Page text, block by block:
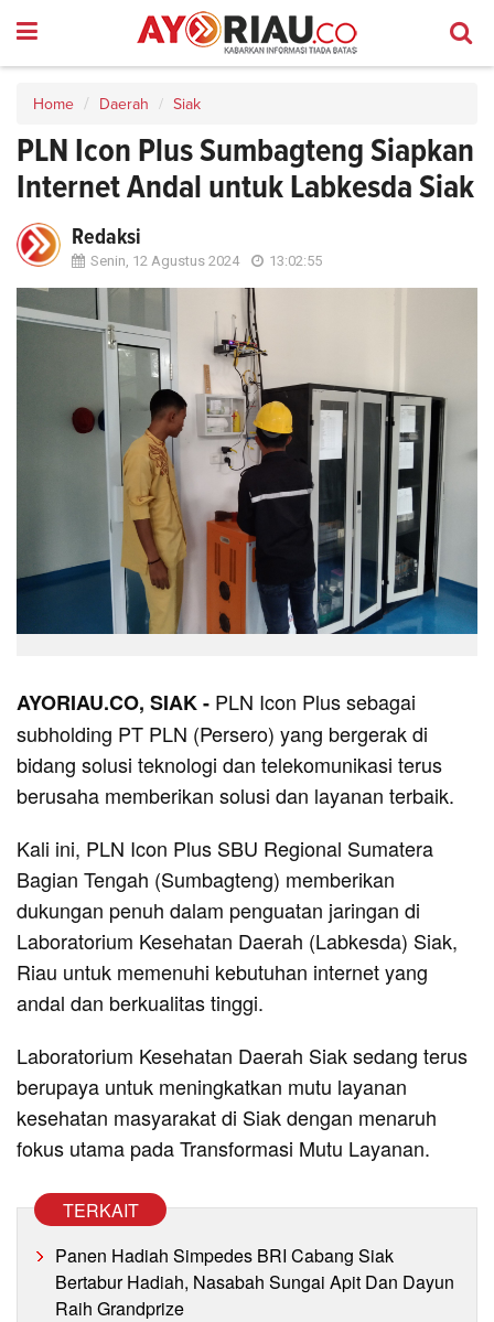
Home Daerah Siak
PLN Icon Plus Sumbagteng Siapkan
Internet Andal untuk Labkesda Siak
Redaksi
Senin, 12 Agustus 2024 13:02:55
AYORIAU.CO, SIAK - PLN Icon Plus sebagai
subholding PT PLN (Persero) yang bergerak di
bidang solusi teknologi dan telekomunikasi terus
berusaha memberikan solusi dan layanan terbaik.
Kali ini, PLN Icon Plus SBU Regional Sumatera
Bagian Tengah (Sumbagteng) memberikan
dukungan penuh dalam penguatan jaringan di
Laboratorium Kesehatan Daerah (Labkesda) Siak,
Riau untuk memenuhi kebutuhan internet yang
andal dan berkualitas tinggi.
Laboratorium Kesehatan Daerah Siak sedang terus
berupaya untuk meningkatkan mutu layanan
kesehatan masyarakat di Siak dengan menaruh
fokus utama pada Transformasi Mutu Layanan.
TERKAIT
Panen Hadiah Simpedes BRI Cabang Siak
Bertabur Hadiah, Nasabah Sungai Apit Dan Dayun
Raih Grandprize